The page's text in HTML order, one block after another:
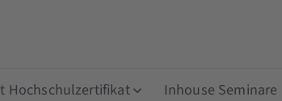
Hochschulzertifikat Inhouse Seminare